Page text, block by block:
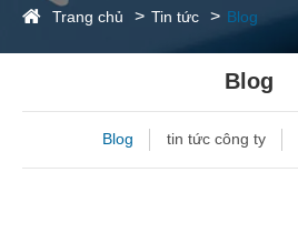
Trang chủ Tin tức Blog
Blog
Blog tin tức công ty